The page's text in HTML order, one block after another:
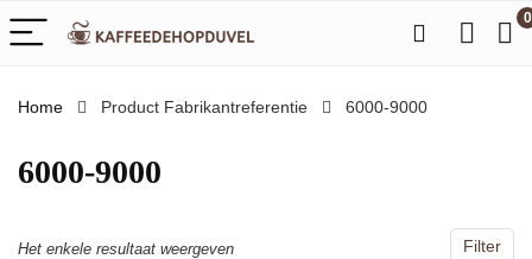
0
Home Product Fabrikantreferentie ‎6000-9000
‎6000-9000
Filter
Het enkele resultaat weergeven